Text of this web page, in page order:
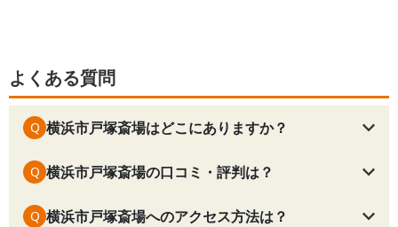
よくある質問
Q 横浜市戸塚斎場はどこにありますか？
Q 横浜市戸塚斎場の口コミ・評判は？
Q 横浜市戸塚斎場へのアクセス方法は？